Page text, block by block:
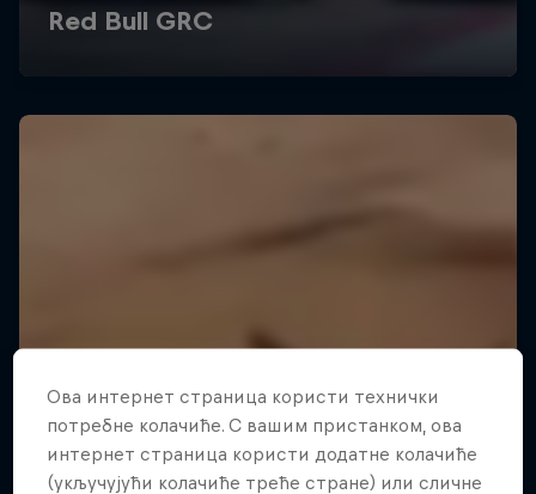
Ова интернет страница користи технички
потребне колачиће. С вашим пристанком, ова
интернет страница користи додатне колачиће
(укључујући колачиће треће стране) или сличне